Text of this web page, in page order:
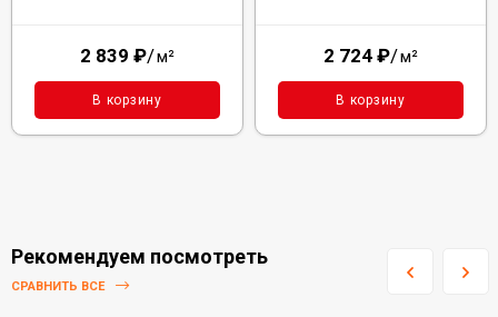
2 839 ₽/м²
В корзину
2 724 ₽/м²
В корзину
Рекомендуем посмотреть
СРАВНИТЬ ВСЕ